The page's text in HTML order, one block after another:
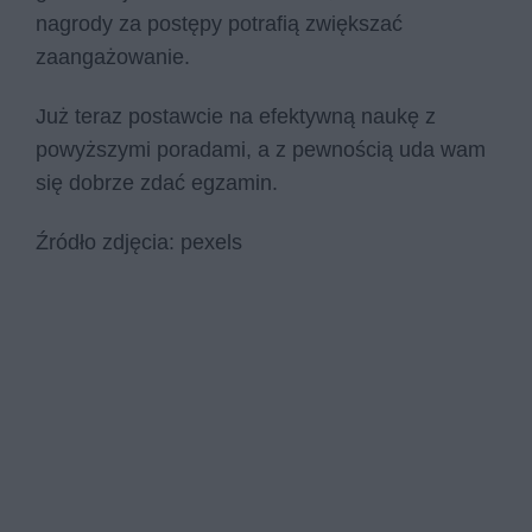
nagrody za postępy potrafią zwiększać
zaangażowanie.
Już teraz postawcie na efektywną naukę z
powyższymi poradami, a z pewnością uda wam
się dobrze zdać egzamin.
Źródło zdjęcia: pexels